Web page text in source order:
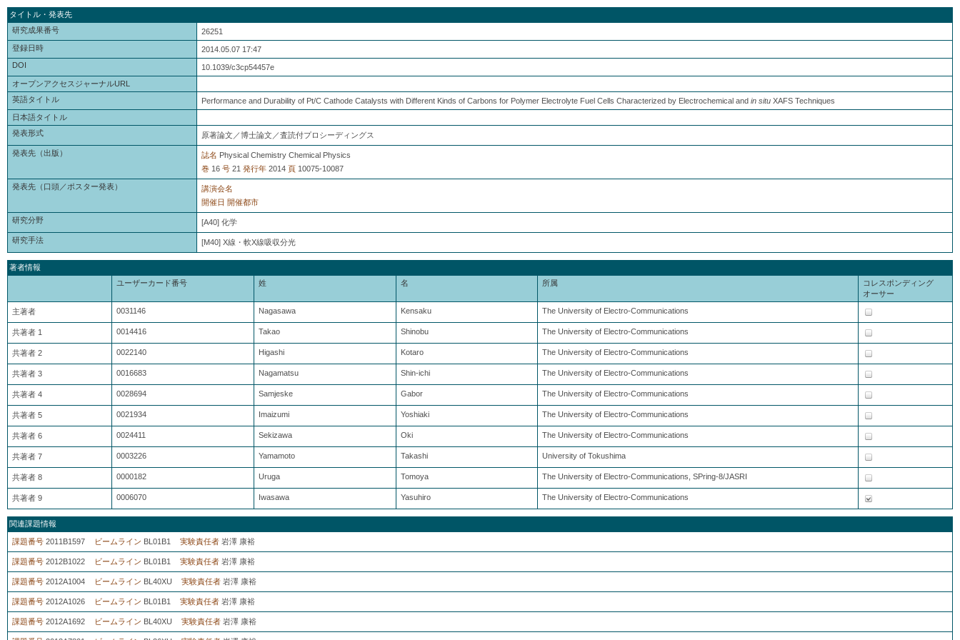
タイトル・発表先
研究成果番号
26251
登録日時
2014.05.07 17:47
DOI
10.1039/c3cp54457e
オープンアクセスジャーナルURL
英語タイトル
Performance and Durability of Pt/C Cathode Catalysts with Different Kinds of Carbons for Polymer Electrolyte Fuel Cells Characterized by Electrochemical and in situ XAFS Techniques
日本語タイトル
発表形式
原著論文／博士論文／査読付プロシーディングス
発表先（出版） 誌名 Physical Chemistry Chemical Physics
巻 16 号 21 発行年 2014 頁 10075-10087
発表先（口頭／ポスター発表）
講演会名
開催日 開催都市
研究分野 [A40] 化学
研究手法 [M40] X線・軟X線吸収分光
著者情報
ユーザーカード番号
姓 名 所属
コレスポンディング
オーサー
主著者 0031146 Nagasawa Kensaku The University of Electro-Communications
共著者 1 0014416 Takao Shinobu The University of Electro-Communications
共著者 2 0022140 Higashi Kotaro The University of Electro-Communications
共著者 3 0016683 Nagamatsu Shin-ichi The University of Electro-Communications
共著者 4 0028694 Samjeske Gabor The University of Electro-Communications
共著者 5 0021934 Imaizumi Yoshiaki The University of Electro-Communications
共著者 6 0024411 Sekizawa Oki The University of Electro-Communications
共著者 7 0003226 Yamamoto Takashi University of Tokushima
共著者 8 0000182 Uruga Tomoya The University of Electro-Communications, SPring-8/JASRI
共著者 9 0006070 Iwasawa Yasuhiro The University of Electro-Communications
関連課題情報
課題番号 2011B1597 ビームライン BL01B1 実験責任者 岩澤 康裕
課題番号 2012B1022 ビームライン BL01B1 実験責任者 岩澤 康裕
課題番号 2012A1004 ビームライン BL40XU 実験責任者 岩澤 康裕
課題番号 2012A1026 ビームライン BL01B1 実験責任者 岩澤 康裕
課題番号 2012A1692 ビームライン BL40XU 実験責任者 岩澤 康裕